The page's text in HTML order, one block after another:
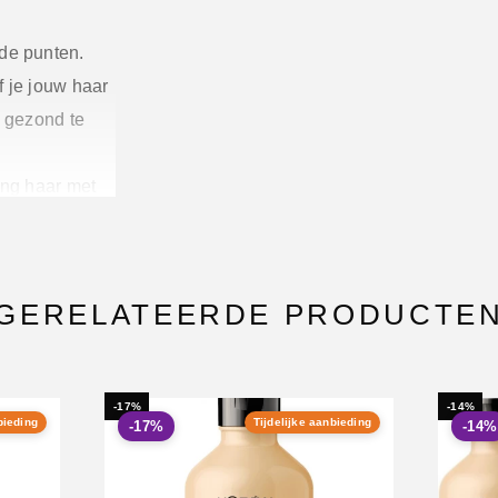
punten.
je jouw haar
te
versterken
PRODUCTEN
-17%
Tijdelijke aanbieding
-17%
-14%
-14%